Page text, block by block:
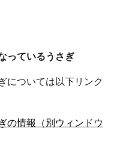
っているうさぎ
については以下リンク
の情報（別ウィンドウ